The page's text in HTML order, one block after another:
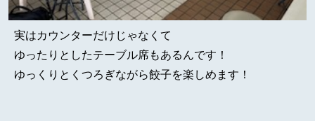
実はカウンターだけじゃなくて
ゆったりとしたテーブル席もあるんです！
ゆっくりとくつろぎながら餃子を楽しめます！